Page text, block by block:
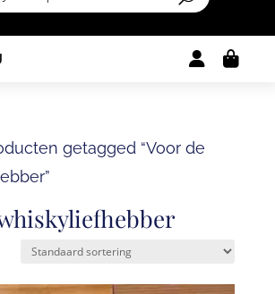

getagged “Voor de